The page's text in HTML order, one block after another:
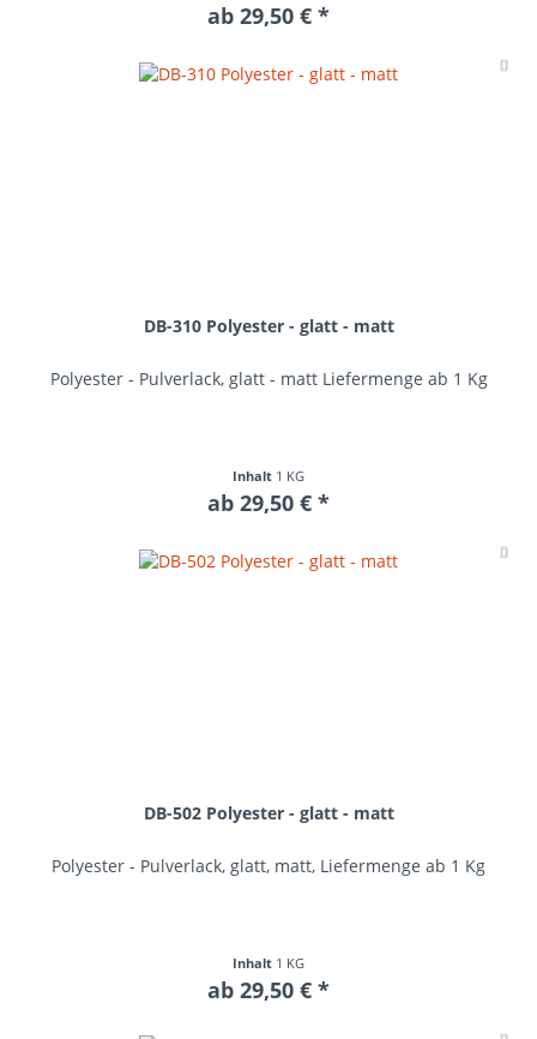
ab 29,50 € *
DB-310 Polyester - glatt - matt
Polyester - Pulverlack, glatt - matt Liefermenge ab 1 Kg
Inhalt 1 KG
ab 29,50 € *
DB-502 Polyester - glatt - matt
Polyester - Pulverlack, glatt, matt, Liefermenge ab 1 Kg
Inhalt 1 KG
ab 29,50 € *